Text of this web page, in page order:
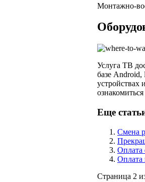
Монтажно-
Услуга ТВ
базе
устройствах
Еще
Смена
Оплата
Оплата
Страница 2